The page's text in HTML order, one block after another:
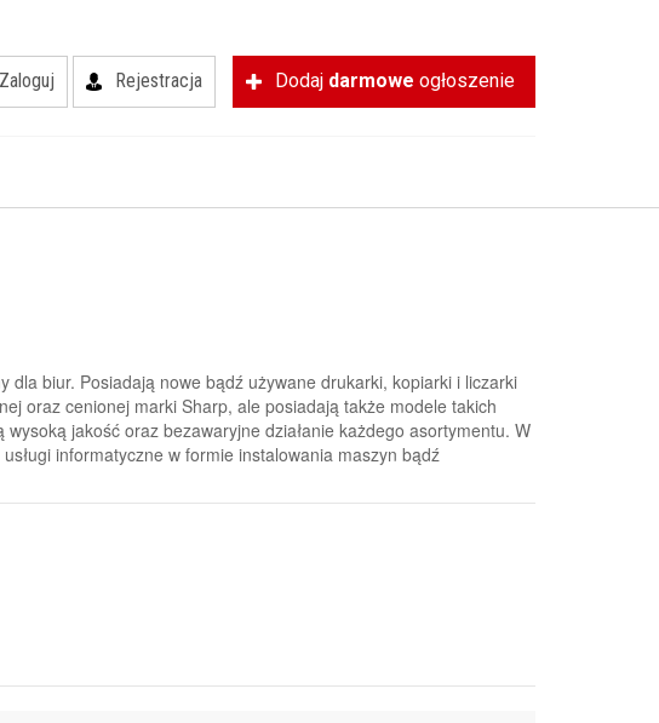
Zaloguj Rejestracja Dodaj darmowe ogłoszenie
biur. Posiadają nowe bądź używane drukarki, kopiarki i liczarki
oraz cenionej marki Sharp, ale posiadają także modele takich
jakość oraz bezawaryjne działanie każdego asortymentu. W
informatyczne w formie instalowania maszyn bądź